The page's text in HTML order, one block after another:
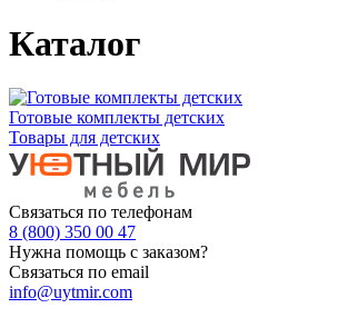
Каталог
Готовые комплекты детских
Товары для детских
Связаться по телефонам
8 (800) 350 00 47
Нужна помощь с заказом?
Связаться по email
info@uytmir.com